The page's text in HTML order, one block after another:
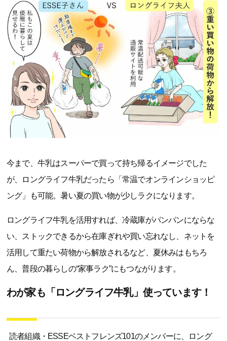
今まで、牛乳はスーパーで買って持ち帰るイメージでした
が、ロングライフ牛乳だったら「常温でオンラインショッピ
ング」も可能。暑い夏の買い物が少しラクになります。
ロングライフ牛乳を活用すれば、冷蔵庫がパンパンにならな
い、ストックできるから在庫ぎれや買い忘れなし、ネットを
活用して重たい荷物から解放されるなど、夏休みはもちろ
ん、普段の暮らしの“家事ラク”にもつながります。
わが家も「ロングライフ牛乳」使っています！
読者組織・ESSEベストフレンズ101のメンバーに、ロング